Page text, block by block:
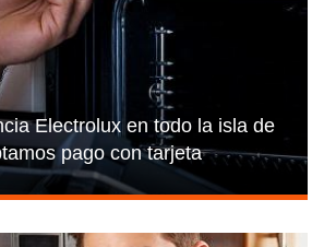
Electrolux en todo la isla de
pago con tarjeta